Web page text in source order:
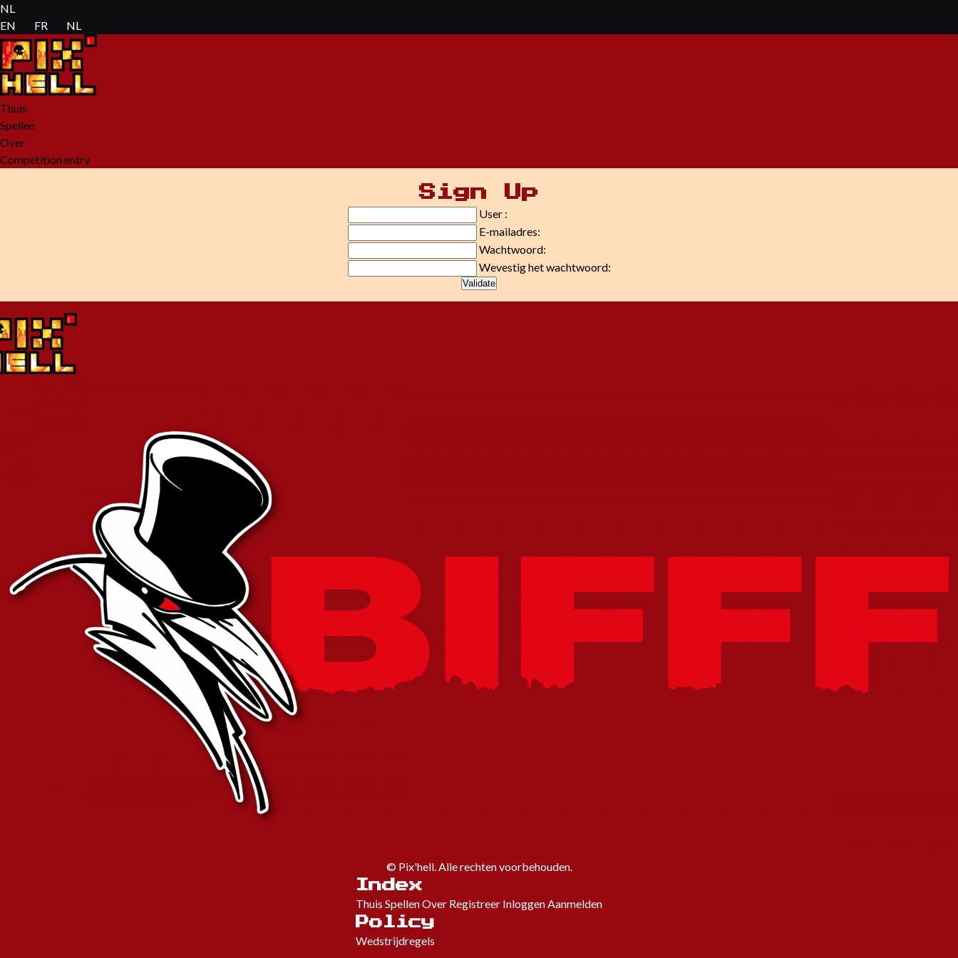
NL 🇳🇱
EN 🇬🇧
FR 🇨🇵 NL 🇳🇱
Thuis
Spellen
Over
Competition entry
Sign Up
User :
E-mailadres:
Wachtwoord:
Wevestig het wachtwoord:
© Pix'hell. Alle rechten voorbehouden.
Index
Thuis SpellenOver Registreer InloggenAanmelden
Policy
Wedstrijdregels